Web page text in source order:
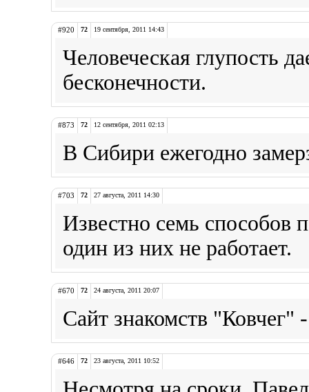
#920 72 19 сентября, 2011 14:43
Человеческая глупость
бесконечности.
#873 72 12 сентября, 2011 02:13
В Сибири ежегодно
#703 72 27 августа, 2011 14:30
Известно семь
один из них не работает.
#670 72 24 августа, 2011 20:07
Сайт знакомств "Ковчег"
#646 72 23 августа, 2011 10:52